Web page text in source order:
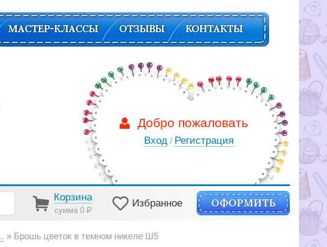
МАСТЕР-КЛАССЫ ОТЗЫВЫ КОНТАКТЫ
Добро пожаловать
Вход / Регистрация
Корзина
сумма 0Р
Избранное ОФОРМИТЬ
Брошь цветок в темном никеле Ш5